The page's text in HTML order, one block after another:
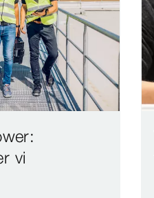
vi